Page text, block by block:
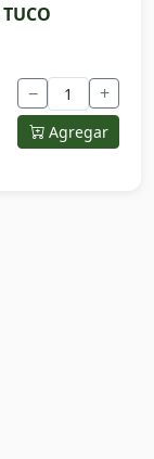
− +
Agregar